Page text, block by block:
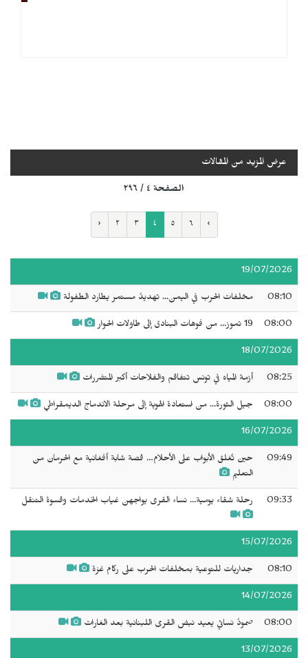
عرض المزيد من المقالات
الصفحة ٤ / ٢٩٦
‹ ٢ ٣ ٤ ٥ ٦ ›
19/07/2026
08:10 مخلفات الحرب في اليمن... تهديدٌ مستمر يطارد الطفولة
08:00 19 تموز... من فوهات البنادق إلى طاولات الحوار
18/07/2026
08:25 أزمة المياه في تونس تتفاقم والفلاحات أكبر المتضررات
08:00 جيل الثورة... من استعادة الهوية إلى مرحلة الاندماج الديمقراطي
16/07/2026
09:49
حين تُغلق الأبواب على الأحلام… قصة شابة أفغانية مع الحرمان من
التعليم
09:33 رحلة شقاء يومية... نساء القرى يواجهن غياب الخدمات وقسوة التنقل
15/07/2026
08:10 جداريات للتوعية بمخلفات الحرب على ركام غزة
14/07/2026
08:00 صمودٌ نسائي يعيد نبض القرى اللبنانية بعد الغارات
13/07/2026